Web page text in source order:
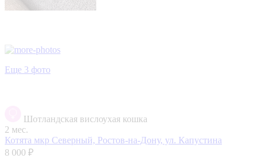
Еще 3 фото
Шотландская вислоухая кошка
2 мес.
Котята мкр Северный, Ростов-на-Дону, ул. Капустина
8 000 ₽